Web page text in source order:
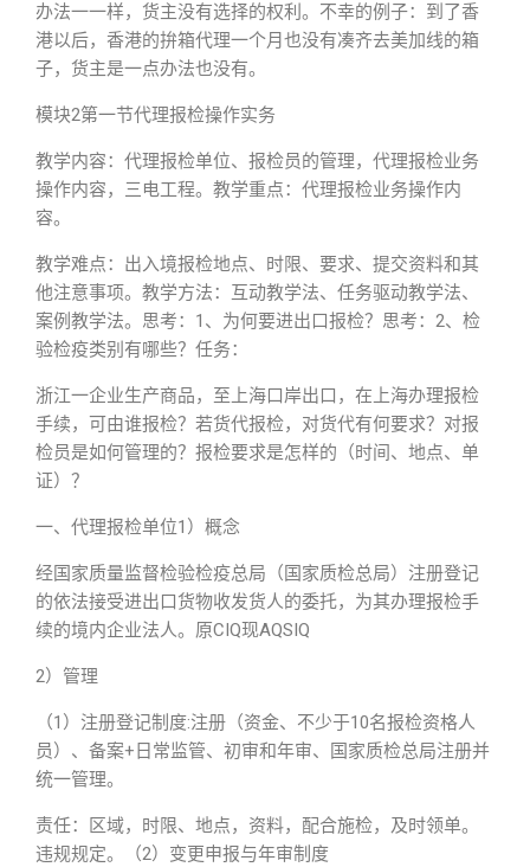
办法一一样，货主没有选择的权利。不幸的例子：到了香
港以后，香港的拚箱代理一个月也没有凑齐去美加线的箱
子，货主是一点办法也没有。
模块2第一节代理报检操作实务
教学内容：代理报检单位、报检员的管理，代理报检业务
操作内容，三电工程。教学重点：代理报检业务操作内
容。
教学难点：出入境报检地点、时限、要求、提交资料和其
他注意事项。教学方法：互动教学法、任务驱动教学法、
案例教学法。思考：1、为何要进出口报检？思考：2、检
验检疫类别有哪些？任务：
浙江一企业生产商品，至上海口岸出口，在上海办理报检
手续，可由谁报检？若货代报检，对货代有何要求？对报
检员是如何管理的？报检要求是怎样的（时间、地点、单
证）？
一、代理报检单位1）概念
经国家质量监督检验检疫总局（国家质检总局）注册登记
的依法接受进出口货物收发货人的委托，为其办理报检手
续的境内企业法人。原CIQ现AQSIQ
2）管理
（1）注册登记制度:注册（资金、不少于10名报检资格人
员）、备案+日常监管、初审和年审、国家质检总局注册并
统一管理。
责任：区域，时限、地点，资料，配合施检，及时领单。
违规规定。（2）变更申报与年审制度